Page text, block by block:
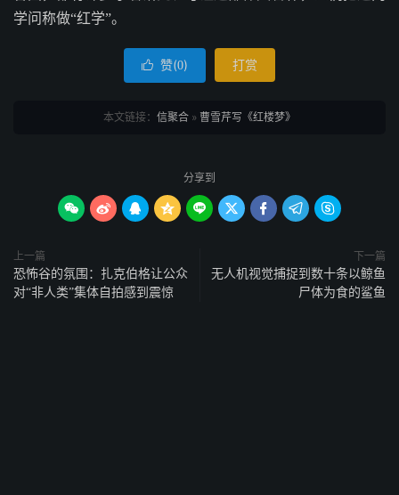
学问称做“红学”。
 赞(0) 打赏
本文链接： 信聚合 » 曹雪芹写《红楼梦》
分享到
        
上一篇
恐怖谷的氛围：扎克伯格让公众
对“非人类”集体自拍感到震惊
下一篇
无人机视觉捕捉到数十条以鲸鱼
尸体为食的鲨鱼